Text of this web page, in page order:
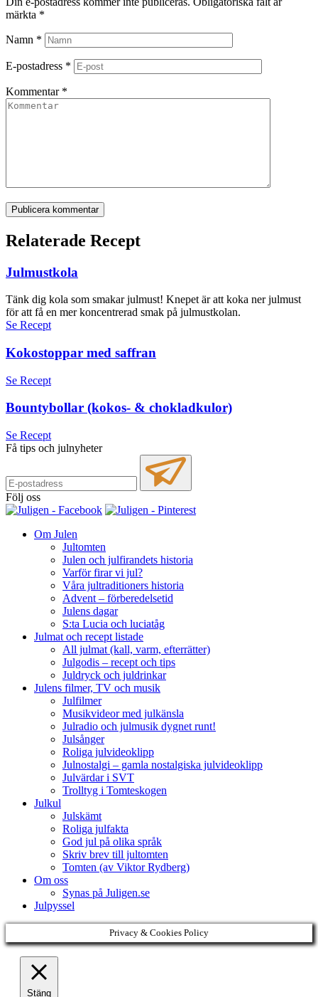
märkta *
Namn *
E-postadress *
Kommentar *
Publicera kommentar
Relaterade Recept
Julmustkola
Tänk dig kola som smakar julmust! Knepet är att koka ner julmust
för att få en mer koncentrerad smak på julmustkolan.
Se Recept
Kokostoppar med saffran
Se Recept
Bountybollar (kokos- & chokladkulor)
Se Recept
Få tips och julnyheter
Följ oss
Om Julen
Jultomten
Julen och julfirandets historia
Varför firar vi jul?
Våra jultraditioners historia
Advent – förberedelsetid
Julens dagar
S:ta Lucia och luciatåg
Julmat och recept listade
All julmat (kall, varm, efterrätter)
Julgodis – recept och tips
Juldryck och juldrinkar
Julens filmer, TV och musik
Julfilmer
Musikvideor med julkänsla
Julradio och julmusik dygnet runt!
Julsånger
Roliga julvideoklipp
Julnostalgi – gamla nostalgiska julvideoklipp
Julvärdar i SVT
Trolltyg i Tomteskogen
Julkul
Julskämt
Roliga julfakta
God jul på olika språk
Skriv brev till jultomten
Tomten (av Viktor Rydberg)
Om oss
Synas på Juligen.se
Julpyssel
Privacy & Cookies Policy
Stäng